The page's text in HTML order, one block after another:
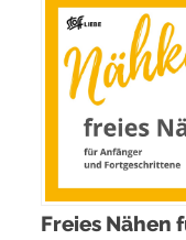
Freies Nähen